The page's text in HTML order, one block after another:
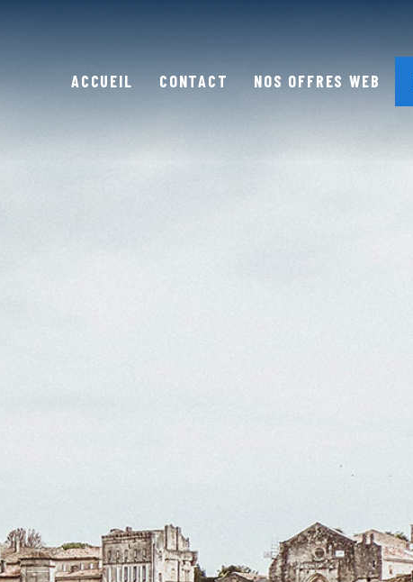
ACCUEIL CONTACT NOS OFFRES WEB